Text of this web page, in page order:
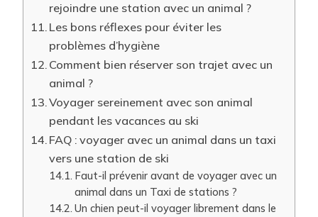
rejoindre une station avec un animal ?
Les bons réflexes pour éviter les
problèmes d’hygiène
Comment bien réserver son trajet avec un
animal ?
Voyager sereinement avec son animal
pendant les vacances au ski
FAQ : voyager avec un animal dans un taxi
vers une station de ski
Faut-il prévenir avant de voyager avec un
animal dans un Taxi de stations ?
Un chien peut-il voyager librement dans le